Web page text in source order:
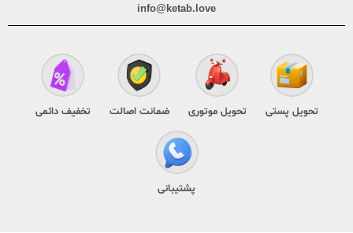
info@ketab.love
تحویل پستی تحویل موتوری ضمانت اصالت تخفیف دائمی
پشتیبانی